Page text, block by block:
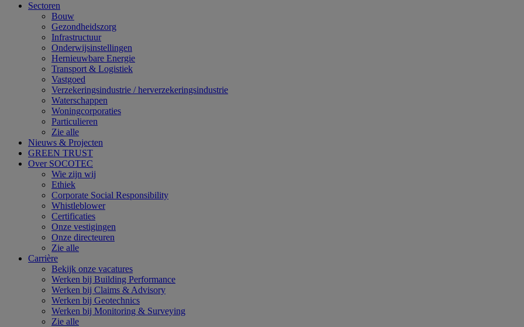
Sectoren
Bouw
Gezondheidszorg
Infrastructuur
Onderwijsinstellingen
Hernieuwbare Energie
Transport & Logistiek
Vastgoed
Verzekeringsindustrie / herverzekeringsindustrie
Waterschappen
Woningcorporaties
Particulieren
Zie alle
Nieuws & Projecten
GREEN TRUST
Over SOCOTEC
Wie zijn wij
Ethiek
Corporate Social Responsibility
Whistleblower
Certificaties
Onze vestigingen
Onze directeuren
Zie alle
Carrière
Bekijk onze vacatures
Werken bij Building Performance
Werken bij Claims & Advisory
Werken bij Geotechnics
Werken bij Monitoring & Surveying
Zie alle